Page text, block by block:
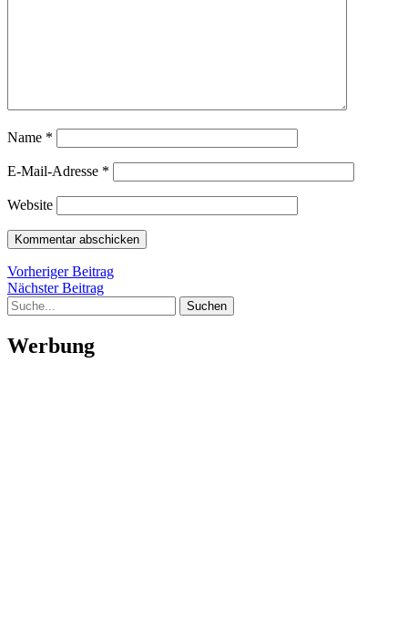
Name *
E-Mail-Adresse *
Website
Beitragsnavigation
Vorheriger BeitragVorheriger
Nächster BeitragNächster
Suche
Werbung